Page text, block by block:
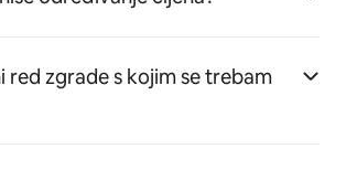
red zgrade s kojim se trebam